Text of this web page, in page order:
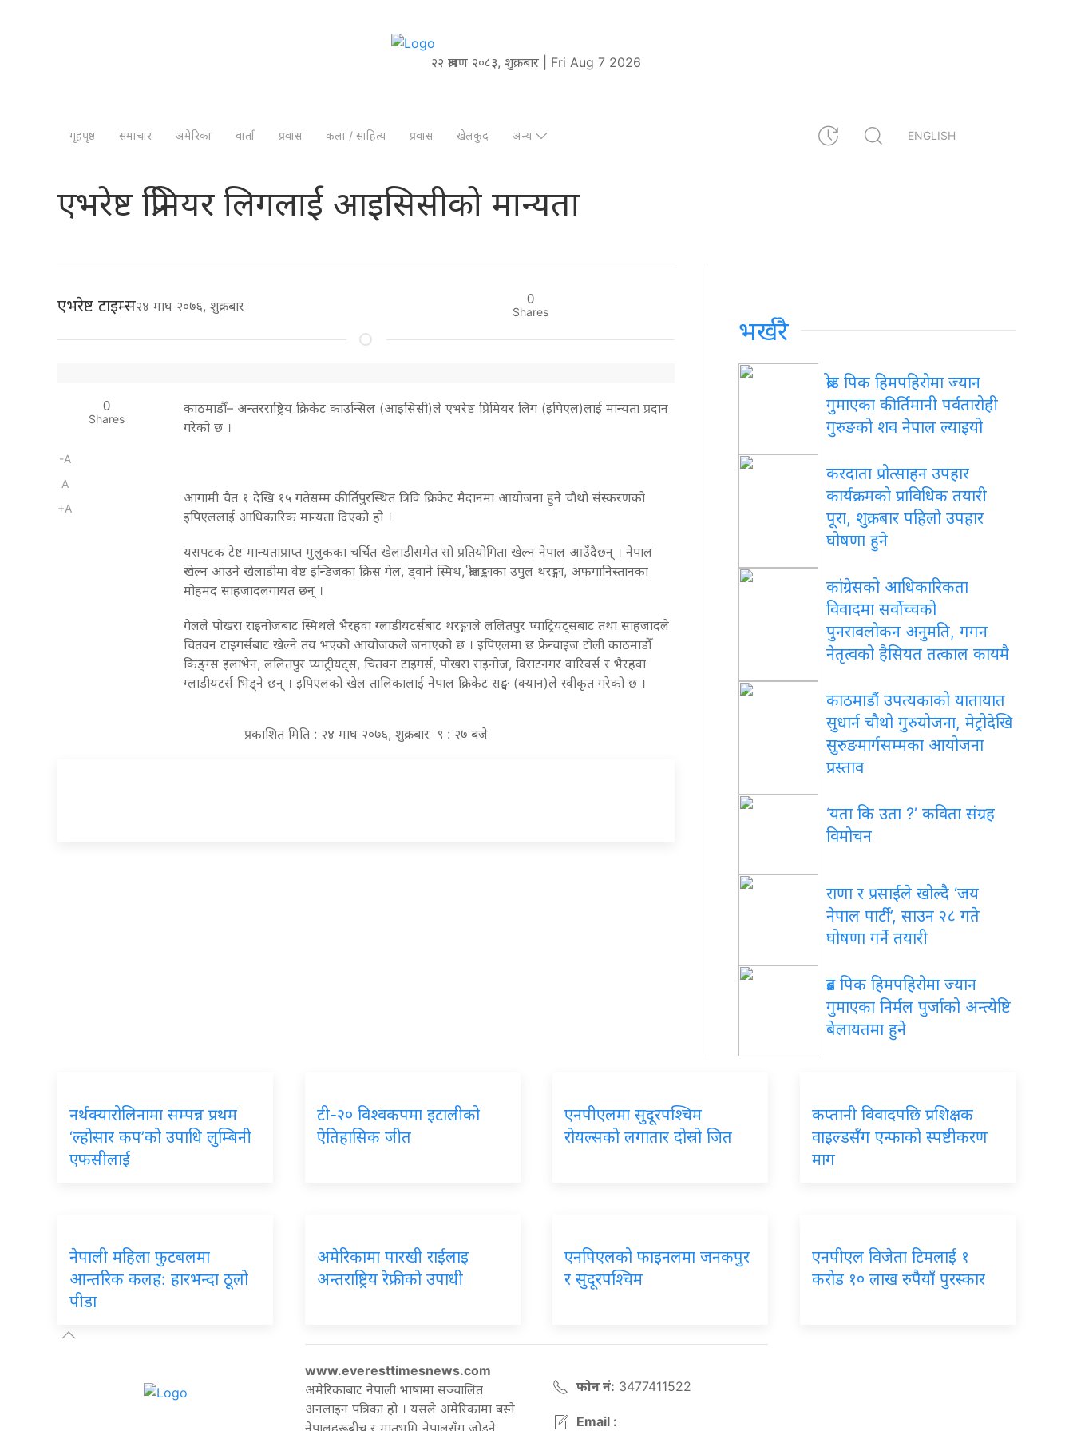
२२ श्रावण २०८३, शुक्रबार | Fri Aug 7 2026
गृहपृष्ठ समाचार अमेरिका वार्ता प्रवास कला / साहित्य प्रवास खेलकुद अन्य ENGLISH
एभरेष्ट प्रिमियर लिगलाई आइसिसीको मान्यता
एभरेष्ट टाइम्स२४ माघ २०७६, शुक्रबार 0
Shares
0
Shares
-A
A
+A
काठमाडौँ– अन्तरराष्ट्रिय क्रिकेट काउन्सिल (आइसिसी)ले एभरेष्ट प्रिमियर लिग (इपिएल)लाई मान्यता प्रदान
गरेको छ ।
आगामी चैत १ देखि १५ गतेसम्म कीर्तिपुरस्थित त्रिवि क्रिकेट मैदानमा आयोजना हुने चौथो संस्करणको
इपिएललाई आधिकारिक मान्यता दिएको हो ।
यसपटक टेष्ट मान्यताप्राप्त मुलुकका चर्चित खेलाडीसमेत सो प्रतियोगिता खेल्न नेपाल आउँदैछन् । नेपाल
खेल्न आउने खेलाडीमा वेष्ट इन्डिजका क्रिस गेल, ड्वाने स्मिथ, श्रीलङ्काका उपुल थरङ्गा, अफगानिस्तानका
मोहमद साहजादलगायत छन् ।
गेलले पोखरा राइनोजबाट स्मिथले भैरहवा ग्लाडीयटर्सबाट थरङ्गाले ललितपुर प्याट्रियट्सबाट तथा साहजादले
चितवन टाइगर्सबाट खेल्ने तय भएको आयोजकले जनाएको छ । इपिएलमा छ फ्रेन्चाइज टोली काठमाडौँ
किङ्ग्स इलाभेन, ललितपुर प्याट्रीयट्स, चितवन टाइगर्स, पोखरा राइनोज, विराटनगर वारिवर्स र भैरहवा
ग्लाडीयटर्स भिड्ने छन् । इपिएलको खेल तालिकालाई नेपाल क्रिकेट सङ्घ (क्यान)ले स्वीकृत गरेको छ ।
प्रकाशित मिति : २४ माघ २०७६, शुक्रबार ९ : २७ बजे
भर्खरै
ब्रोडपिक हिमपहिरोमा ज्यान
गुमाएका कीर्तिमानी पर्वतारोही
गुरुङको शव नेपाल ल्याइयो
करदाताप्रोत्साहन उपहार
कार्यक्रमको प्राविधिक तयारी
पूरा, शुक्रबार पहिलो उपहार
घोषणा हुने
कांग्रेसको आधिकारिकता
विवादमा सर्वोच्चको
पुनरावलोकन अनुमति, गगन
नेतृत्वको हैसियत तत्काल कायमै
काठमाडौंउपत्यकाको यातायात
सुधार्न चौथो गुरुयोजना, मेट्रोदेखि
सुरुङमार्गसम्मका आयोजना
प्रस्ताव
‘यताकि उता ?’ कविता संग्रह
विमोचन
राणार प्रसाईंले खोल्दै ‘जय
नेपाल पार्टी’, साउन २८ गते
घोषणा गर्ने तयारी
ब्रडपिक हिमपहिरोमा ज्यान
गुमाएका निर्मल पुर्जाको अन्त्येष्टि
बेलायतमा हुने
नर्थक्यारोलिनामा सम्पन्न प्रथम
‘ल्होसार कप’को उपाधि लुम्बिनी
एफसीलाई
टी-२० विश्वकपमा इटालीको
ऐतिहासिक जीत
एनपीएलमा सुदूरपश्चिम
रोयल्सको लगातार दोस्रो जित
कप्तानी विवादपछि प्रशिक्षक
वाइल्डसँग एन्फाको स्पष्टीकरण
माग
नेपाली महिला फुटबलमा
आन्तरिक कलह: हारभन्दा ठूलो
पीडा
अमेरिकामा पारखी राईलाइ
अन्तराष्ट्रिय रेफ्रीको उपाधी
एनपिएलको फाइनलमा जनकपुर
र सुदूरपश्चिम
एनपीएल विजेता टिमलाई १
करोड १० लाख रुपैयाँ पुरस्कार
www.everesttimesnews.com
अमेरिकाबाट नेपाली भाषामा सञ्चालित
अनलाइन पत्रिका हो । यसले अमेरिकामा बस्ने
नेपालहरूबीच र मातृभूमि नेपालसँग जोड्ने
फोन नं: 3477411522
Email :